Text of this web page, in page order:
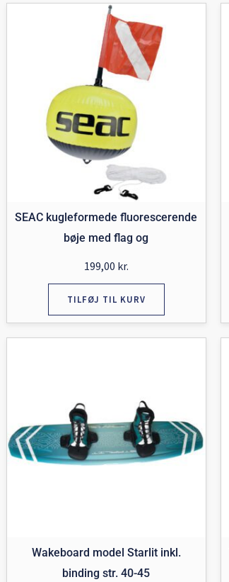
SEAC kugleformede fluorescerende
bøje med flag og
199,00 kr.
TILFØJ TIL KURV
Wakeboard model Starlit inkl.
binding str. 40-45